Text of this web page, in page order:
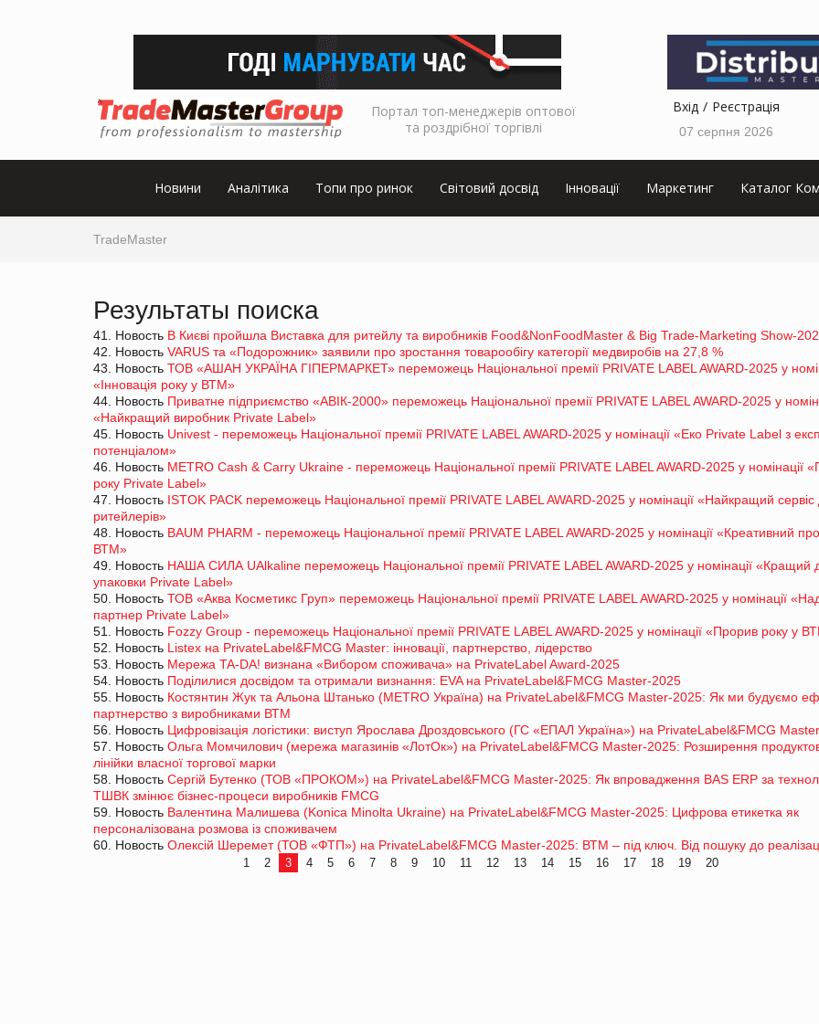
Портал топ-менеджерів оптової
та роздрібної торгівлі
Вхід Реєстрація
07 серпня 2026
Новини Аналітика Топи про ринок Світовий досвід Інновації Маркетинг Каталог
TradeMaster
Результаты поиска
41. Новость В Києві пройшла Виставка для ритейлу та виробників Food&NonFoodMaster & Big Trade-Marketing Show-
42. Новость VARUS та «Подорожник» заявили про зростання товарообігу категорії медвиробів на 27,8 %
43. Новость ТОВ «АШАН УКРАЇНА ГІПЕРМАРКЕТ» переможець Національної премії PRIVATE LABEL AWARD-2025 у
«Інновація року у ВТМ»
44. Новость Приватне підприємство «АВІК-2000» переможець Національної премії PRIVATE LABEL AWARD-2025 у
«Найкращий виробник Private Label»
45. Новость Univest - переможець Національної премії PRIVATE LABEL AWARD-2025 у номінації «Еко Private Label з
потенціалом»
46. Новость METRO Cash & Carry Ukraine - переможець Національної премії PRIVATE LABEL AWARD-2025 у номінації
року Private Label»
47. Новость ISTOK PACK переможець Національної премії PRIVATE LABEL AWARD-2025 у номінації «Найкращий сервіс
ритейлерів»
48. Новость BAUM PHARM - переможець Національної премії PRIVATE LABEL AWARD-2025 у номінації «Креативний
ВТМ»
49. Новость НАША СИЛА UAlkaline переможець Національної премії PRIVATE LABEL AWARD-2025 у номінації «Кращий
упаковки Private Label»
50. Новость ТОВ «Аква Косметикс Груп» переможець Національної премії PRIVATE LABEL AWARD-2025 у номінації
партнер Private Label»
51. Новость Fozzy Group - переможець Національної премії PRIVATE LABEL AWARD-2025 у номінації «Прорив року у
52. Новость Listex на PrivateLabel&FMCG Master: інновації, партнерство, лідерство
53. Новость Мережа TA-DA! визнана «Вибором споживача» на PrivateLabel Award-2025
54. Новость Поділилися досвідом та отримали визнання: EVA на PrivateLabel&FMCG Master-2025
55. Новость Костянтин Жук та Альона Штанько (METRO Україна) на PrivateLabel&FMCG Master-2025: Як ми будуємо
партнерство з виробниками ВТМ
56. Новость Цифровізація логістики: виступ Ярослава Дроздовського (ГС «ЕПАЛ Україна») на PrivateLabel&FMCG
57. Новость Ольга Момчилович (мережа магазинів «ЛотОк») на PrivateLabel&FMCG Master-2025: Розширення
лінійки власної торгової марки
58. Новость Сергій Бутенко (ТОВ «ПРОКОМ») на PrivateLabel&FMCG Master-2025: Як впровадження BAS ERP за
ТШВК змінює бізнес-процеси виробників FMCG
59. Новость Валентина Малишева (Konica Minolta Ukraine) на PrivateLabel&FMCG Master-2025: Цифрова етикетка як
персоналізована розмова із споживачем
60. Новость Олексій Шеремет (ТОВ «ФТП») на PrivateLabel&FMCG Master-2025: ВТМ – під ключ. Від пошуку до
1 2 3 4 5 6 7 8 9 10 11 12 13 14 15 16 17 18 19 20